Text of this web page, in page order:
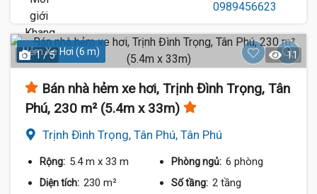
Hẻm Xe Hơi (6 m)
1 / 5 11
Bán nhà hẻm xe hơi, Trịnh Đình Trọng, Tân
Phú, 230 m² (5.4m x 33m)
Trịnh Đình Trọng, Tân Phú, Tân Phú
Rộng: 5.4 m x 33 m Phòng ngủ: 6 phòng
Diện tích: 230 m² Số tầng: 2 tầng